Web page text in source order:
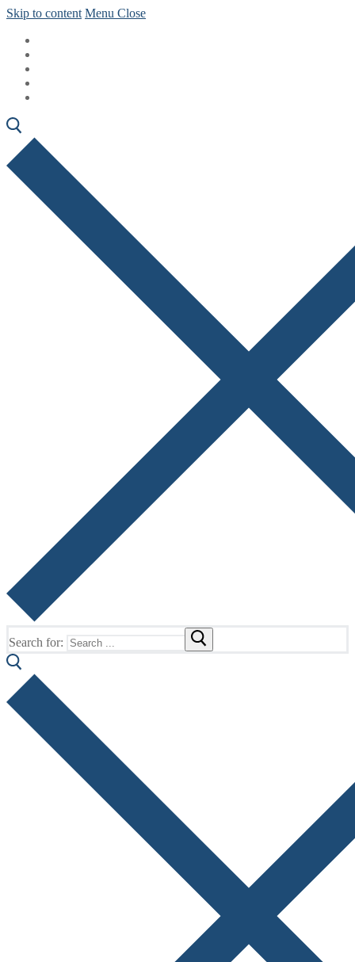
Skip to content Menu Close
Search for: